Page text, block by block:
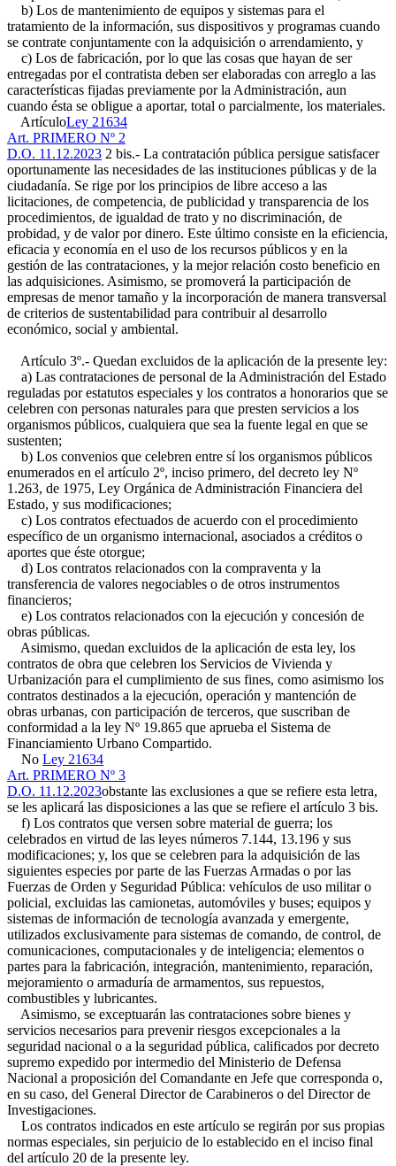
b) Los de mantenimiento de equipos y sistemas para el
tratamiento de la información, sus dispositivos y programas cuando
se contrate conjuntamente con la adquisición o arrendamiento, y
c) Los de fabricación, por lo que las cosas que hayan de ser
entregadas por el contratista deben ser elaboradas con arreglo a las
características fijadas previamente por la Administración, aun
cuando ésta se obligue a aportar, total o parcialmente, los materiales.
ArtículoLey 21634
Art. PRIMERO Nº 2
D.O. 11.12.2023 2 bis.- La contratación pública persigue satisfacer
oportunamente las necesidades de las instituciones públicas y de la
ciudadanía. Se rige por los principios de libre acceso a las
licitaciones, de competencia, de publicidad y transparencia de los
procedimientos, de igualdad de trato y no discriminación, de
probidad, y de valor por dinero. Este último consiste en la eficiencia,
eficacia y economía en el uso de los recursos públicos y en la
gestión de las contrataciones, y la mejor relación costo beneficio en
las adquisiciones. Asimismo, se promoverá la participación de
empresas de menor tamaño y la incorporación de manera transversal
de criterios de sustentabilidad para contribuir al desarrollo
económico, social y ambiental.
Artículo 3º.- Quedan excluidos de la aplicación de la presente ley:
a) Las contrataciones de personal de la Administración del Estado
reguladas por estatutos especiales y los contratos a honorarios que se
celebren con personas naturales para que presten servicios a los
organismos públicos, cualquiera que sea la fuente legal en que se
sustenten;
b) Los convenios que celebren entre sí los organismos públicos
enumerados en el artículo 2º, inciso primero, del decreto ley Nº
1.263, de 1975, Ley Orgánica de Administración Financiera del
Estado, y sus modificaciones;
c) Los contratos efectuados de acuerdo con el procedimiento
específico de un organismo internacional, asociados a créditos o
aportes que éste otorgue;
d) Los contratos relacionados con la compraventa y la
transferencia de valores negociables o de otros instrumentos
financieros;
e) Los contratos relacionados con la ejecución y concesión de
obras públicas.
Asimismo, quedan excluidos de la aplicación de esta ley, los
contratos de obra que celebren los Servicios de Vivienda y
Urbanización para el cumplimiento de sus fines, como asimismo los
contratos destinados a la ejecución, operación y mantención de
obras urbanas, con participación de terceros, que suscriban de
conformidad a la ley Nº 19.865 que aprueba el Sistema de
Financiamiento Urbano Compartido.
No Ley 21634
Art. PRIMERO Nº 3
D.O. 11.12.2023obstante las exclusiones a que se refiere esta letra,
se les aplicará las disposiciones a las que se refiere el artículo 3 bis.
f) Los contratos que versen sobre material de guerra; los
celebrados en virtud de las leyes números 7.144, 13.196 y sus
modificaciones; y, los que se celebren para la adquisición de las
siguientes especies por parte de las Fuerzas Armadas o por las
Fuerzas de Orden y Seguridad Pública: vehículos de uso militar o
policial, excluidas las camionetas, automóviles y buses; equipos y
sistemas de información de tecnología avanzada y emergente,
utilizados exclusivamente para sistemas de comando, de control, de
comunicaciones, computacionales y de inteligencia; elementos o
partes para la fabricación, integración, mantenimiento, reparación,
mejoramiento o armaduría de armamentos, sus repuestos,
combustibles y lubricantes.
Asimismo, se exceptuarán las contrataciones sobre bienes y
servicios necesarios para prevenir riesgos excepcionales a la
seguridad nacional o a la seguridad pública, calificados por decreto
supremo expedido por intermedio del Ministerio de Defensa
Nacional a proposición del Comandante en Jefe que corresponda o,
en su caso, del General Director de Carabineros o del Director de
Investigaciones.
Los contratos indicados en este artículo se regirán por sus propias
normas especiales, sin perjuicio de lo establecido en el inciso final
del artículo 20 de la presente ley.